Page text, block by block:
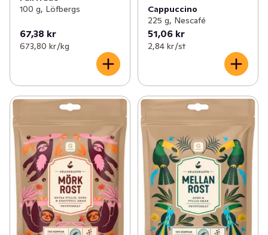
100 g, Löfbergs
67,38 kr
673,80 kr /kg
Cappuccino
225 g, Nescafé
51,06 kr
2,84 kr /st